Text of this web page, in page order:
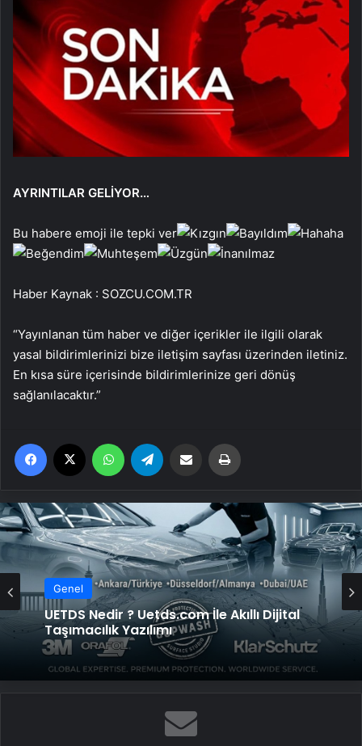
AYRINTILAR GELİYOR…
Bu habere emoji ile tepki ver
Haber Kaynak : SOZCU.COM.TR
“Yayınlanan tüm haber ve diğer içerikler ile ilgili olarak
yasal bildirimlerinizi bize iletişim sayfası üzerinden iletiniz.
En kısa süre içerisinde bildirimlerinize geri dönüş
sağlanılacaktır.”
Facebook WhatsApp Email'den paylaş
Genel
UETDS Nedir ? Uetds.com İle Akıllı Dijital
Taşımacılık Yazılımı
Genel